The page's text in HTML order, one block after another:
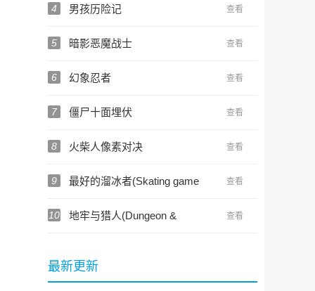
4 男孩历险记 查看
5 暗影恶魔战士 查看
6 幻象忍者 查看
7 僵尸十面埋伏 查看
8 火柴人像素对决 查看
9
最好的溜冰者(Skating game
查看
10
地牢与猎人(Dungeon &
查看
最新更新